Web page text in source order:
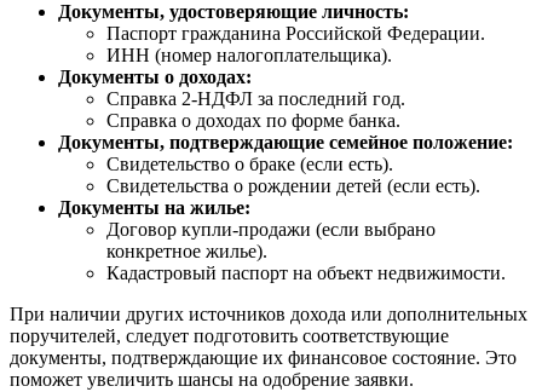
Документы, удостоверяющие личность:
Паспорт гражданина Российской Федерации.
ИНН (номер налогоплательщика).
Документы о доходах:
Справка 2-НДФЛ за последний год.
Справка о доходах по форме банка.
Документы, подтверждающие семейное положение:
Свидетельство о браке (если есть).
Свидетельства о рождении детей (если есть).
Документы на жилье:
Договор купли-продажи (если выбрано
конкретное жилье).
Кадастровый паспорт на объект недвижимости.
При наличии других источников дохода или дополнительных
поручителей, следует подготовить соответствующие
документы, подтверждающие их финансовое состояние. Это
поможет увеличить шансы на одобрение заявки.